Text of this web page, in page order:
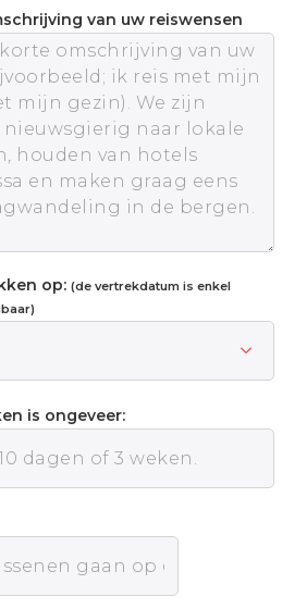
van uw reiswensen
op: (de vertrekdatum is enkel
is ongeveer: